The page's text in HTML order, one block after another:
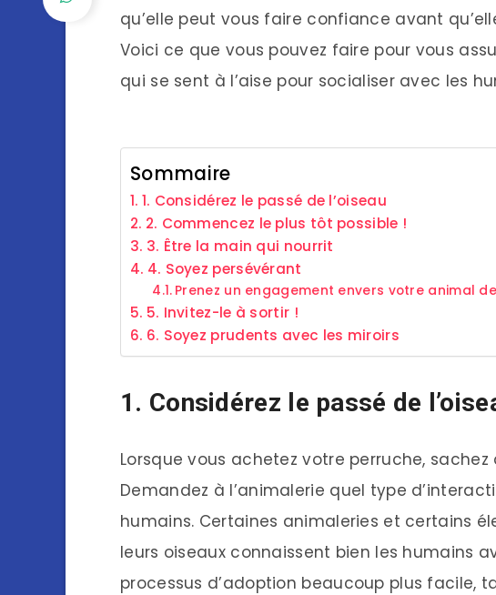
qu’elle peut vous faire confiance avant
Voici ce que vous pouvez faire pour vous
qui se sent à l’aise pour socialiser avec les
Sommaire
1. Considérez le passé de l’oiseau
2. Commencez le plus tôt possible !
3. Être la main qui nourrit
4. Soyez persévérant
Prenez un engagement envers votre animal
5. Invitez-le à sortir !
6. Soyez prudents avec les miroirs
1. Considérez le passé de
Lorsque vous achetez votre perruche,
Demandez à l’animalerie quel type
humains. Certaines animaleries et certains
leurs oiseaux connaissent bien les humains
processus d’adoption beaucoup plus facile,